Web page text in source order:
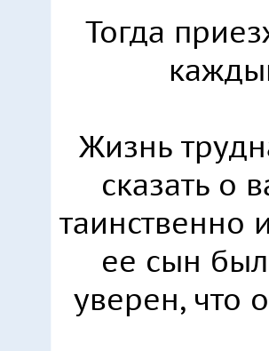
Тогда
Жизнь
сказать о
таинственно
ее сын
уверен, что